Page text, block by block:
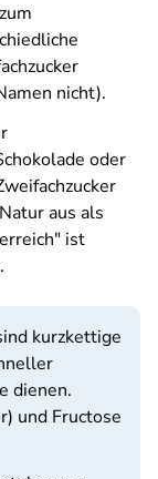
nicht).
oder
aus als
ist
kurzkettige
dienen.
und Fructose